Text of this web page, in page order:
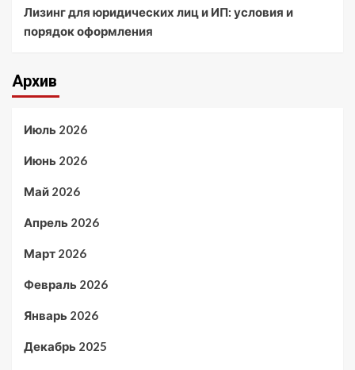
Лизинг для юридических лиц и ИП: условия и
порядок оформления
Архив
Июль 2026
Июнь 2026
Май 2026
Апрель 2026
Март 2026
Февраль 2026
Январь 2026
Декабрь 2025